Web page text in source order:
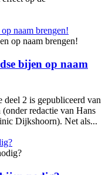
naam brengen!
bijen op naam
deel 2 is gepubliceerd van
redactie van Hans
Dijkshoorn). Net als...